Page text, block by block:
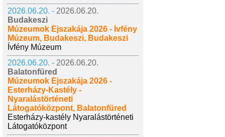
2026.06.20. - 2026.06.20.
Budakeszi
Múzeumok Éjszakája 2026 - Ívfény
Múzeum, Budakeszi, Budakeszi
Ívfény Múzeum
2026.06.20. - 2026.06.20.
Balatonfüred
Múzeumok Éjszakája 2026 -
Esterházy-Kastély -
Nyaralástörténeti
Látogatóközpont, Balatonfüred
Esterházy-kastély Nyaralástörténeti
Látogatóközpont